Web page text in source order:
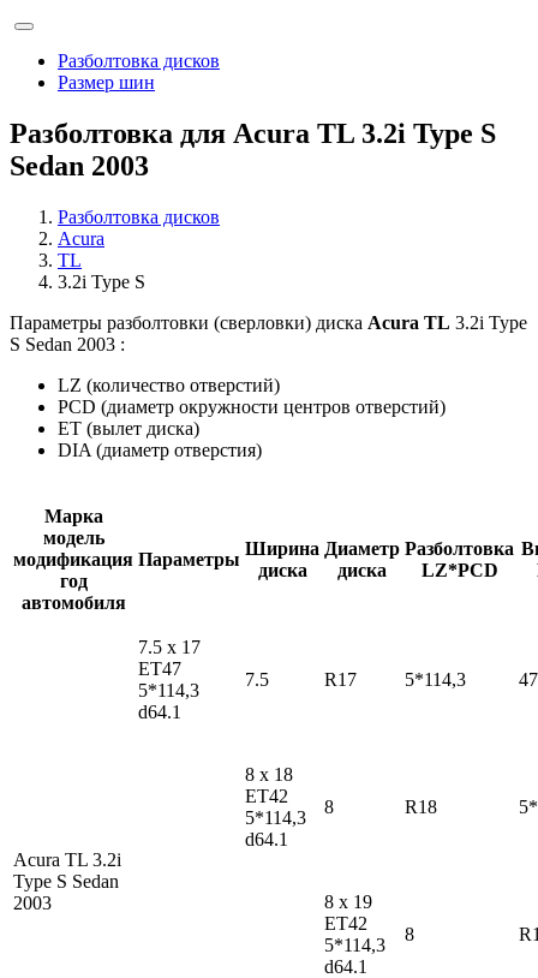
Разболтовка дисков
Размер шин
Разболтовка для Acura TL 3.2i Type S
Sedan 2003
Разболтовка дисков
Acura
TL
3.2i Type S
Параметры разболтовки (сверловки) диска Acura TL 3.2i Type
S Sedan 2003 :
LZ (количество отверстий)
PCD (диаметр окружности центров отверстий)
ET (вылет диска)
DIA (диаметр отверстия)
Марка
модель
модификация
год
автомобиля
Параметры
Ширина
диска
Диаметр
диска
Разболтовка
LZ*PCD
Acura TL 3.2i
Type S Sedan
2003
7.5 x 17
ET47
5*114,3
d64.1
7.5 R17 5*114,3 47
8 x 18
ET42
5*114,3
d64.1
8 R18
8 x 19
ET42
5*114,3
d64.1
8